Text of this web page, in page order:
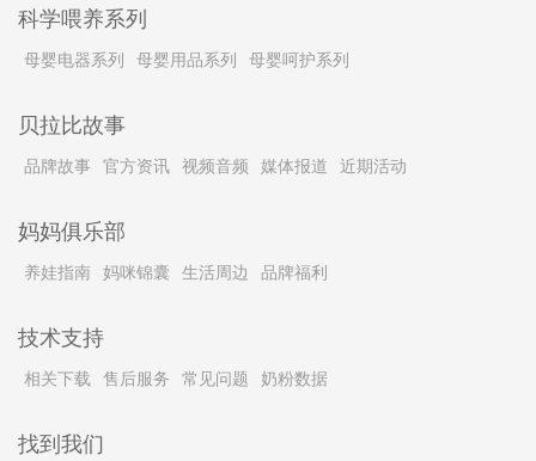
科学喂养系列
母婴电器系列 母婴用品系列 母婴呵护系列
贝拉比故事
品牌故事 官方资讯 视频音频 媒体报道 近期活动
妈妈俱乐部
养娃指南 妈咪锦囊 生活周边 品牌福利
技术支持
相关下载 售后服务 常见问题 奶粉数据
找到我们